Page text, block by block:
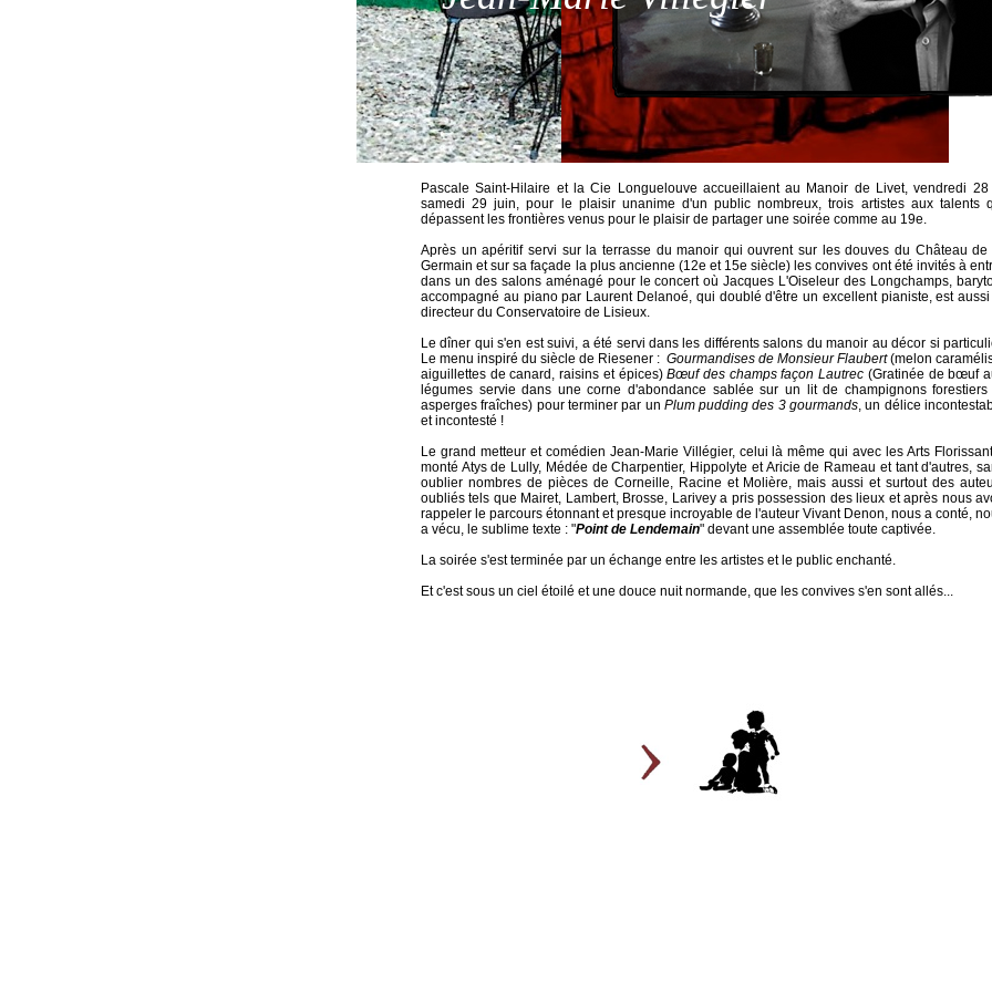
Pascale Saint-Hilaire et la Cie Longuelouve accueillaient au Manoir de Livet, vendredi 28
samedi 29 juin, pour le plaisir unanime d'un public nombreux, trois artistes aux talents
dépassent les frontières venus pour le plaisir de partager une soirée comme au 19e.
Après un apéritif servi sur la terrasse du manoir qui ouvrent sur les douves du Château de
Germain et sur sa façade la plus ancienne (12e et 15e siècle) les convives ont été invités à
dans un des salons aménagé pour le concert où Jacques L'Oiseleur des Longchamps,
accompagné au piano par Laurent Delanoé, qui doublé d'être un excellent pianiste, est aussi
directeur du Conservatoire de Lisieux.
Le dîner qui s'en est suivi, a été servi dans les différents salons du manoir au décor si
Le menu inspiré du siècle de Riesener : Gourmandises de Monsieur Flaubert(melon
aiguillettes de canard, raisins et épices)Bœuf des champs façon Lautrec (Gratinée de bœuf
légumes servie dans une corne d'abondance sablée sur un lit de champignons forestiers
asperges fraîches) pour terminer par un Plum pudding des 3 gourmands, un délice
et incontesté !
Le grand metteur et comédien Jean-Marie Villégier, celui là même qui avec les Arts
monté Atys de Lully, Médée de Charpentier, Hippolyte et Aricie de Rameau et tant d'autres,
oublier nombres de pièces de Corneille, Racine et Molière, mais aussi et surtout des
oubliés tels que Mairet, Lambert, Brosse, Larivey a pris possession des lieux et après nous
rappeler le parcours étonnant et presque incroyable de l'auteur Vivant Denon, nous a conté,
a vécu, le sublime texte : "Point de Lendemain" devant une assemblée toute captivée.
La soirée s'est terminée par un échange entre les artistes et le public enchanté.
Et c'est sous un ciel étoilé et une douce nuit normande, que les convives s'en sont allés...